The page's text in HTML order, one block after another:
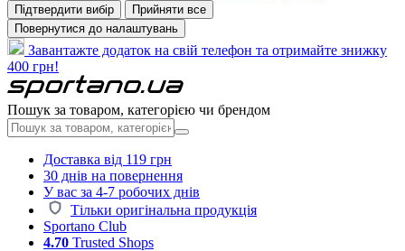
Підтвердити вибір
Прийняти все
Повернутися до налаштувань
Завантажте додаток на свій телефон та отримайте знижку
400 грн!
Пошук за товаром, категорією чи брендом
Доставка від 119 грн
30 днів на повернення
У вас за 4-7 робочих днів
Тільки оригінальна продукція
Sportano Club
4.70 Trusted Shops